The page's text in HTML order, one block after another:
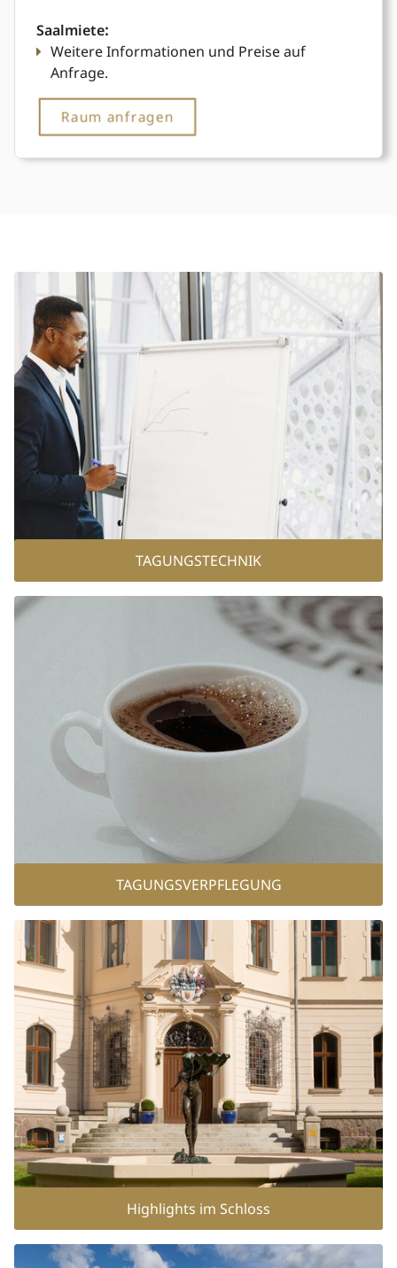
Hotel
Jobs & Karriere
Lage & Anreise
Übernachten & Angebote
Zimmer & Suiten
Angebote
Fürstlich Feiern
Charmant Tagen
Romantisch Heiraten
Kulinarik
Wellness & SPA
Rügen erleben
Aktiv sein
Saalmiete:
Weitere Informationen und Preise auf
Anfrage.
Raum anfragen
TAGUNGSTECHNIK
TAGUNGSVERPFLEGUNG
Highlights im Schloss